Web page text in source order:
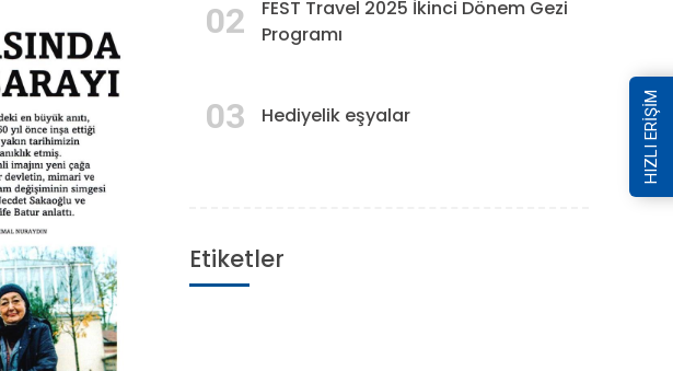
02
FEST Travel 2025 İkinci Dönem Gezi
Programı
03 Hediyelik eşyalar
Etiketler
HIZLI ERİŞİM